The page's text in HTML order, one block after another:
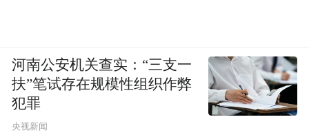
河南公安机关查实：“三支一
扶”笔试存在规模性组织作弊
犯罪
央视新闻